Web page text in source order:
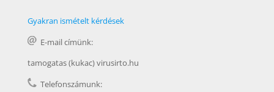
Gyakran ismételt kérdések
E-mail címünk:
tamogatas (kukac) virusirto.hu
Telefonszámunk: